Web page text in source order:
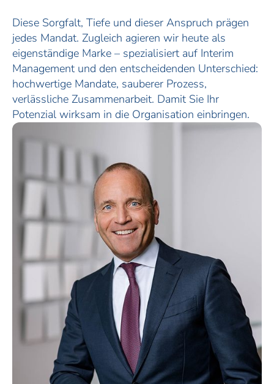
Diese Sorgfalt, Tiefe und dieser Anspruch prägen
jedes Mandat. Zugleich agieren wir heute als
eigenständige Marke – spezialisiert auf Interim
Management und den entscheidenden Unterschied:
hochwertige Mandate, sauberer Prozess,
verlässliche Zusammenarbeit. Damit Sie Ihr
Potenzial wirksam in die Organisation einbringen.